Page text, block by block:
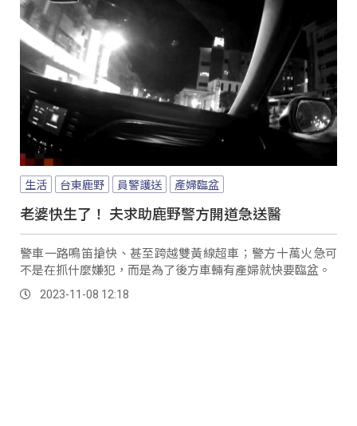
生活 台東鹿野 員警護送 產婦臨盆
老婆快生了！ 夫求助鹿野警方開道急送醫
警車一路鳴笛搶快、甚至跨越雙黃線超車；警方十萬火急可
不是在抓什麼嫌犯，而是為了後方車輛有產婦就快要臨盆。
2023-11-08 12:18